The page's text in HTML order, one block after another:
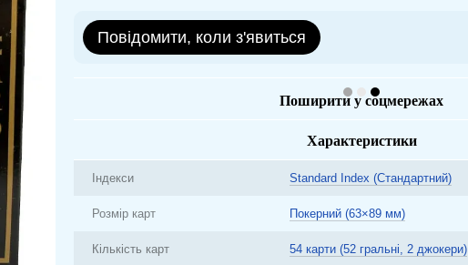
Повідомити, коли з'явиться
Поширити у соцмережах
Характеристики
Індекси Standard Index (Стандартний)
Розмір карт Покерний (63×89 мм)
Кількість карт 54 карти (52 гральні, 2 джокери)